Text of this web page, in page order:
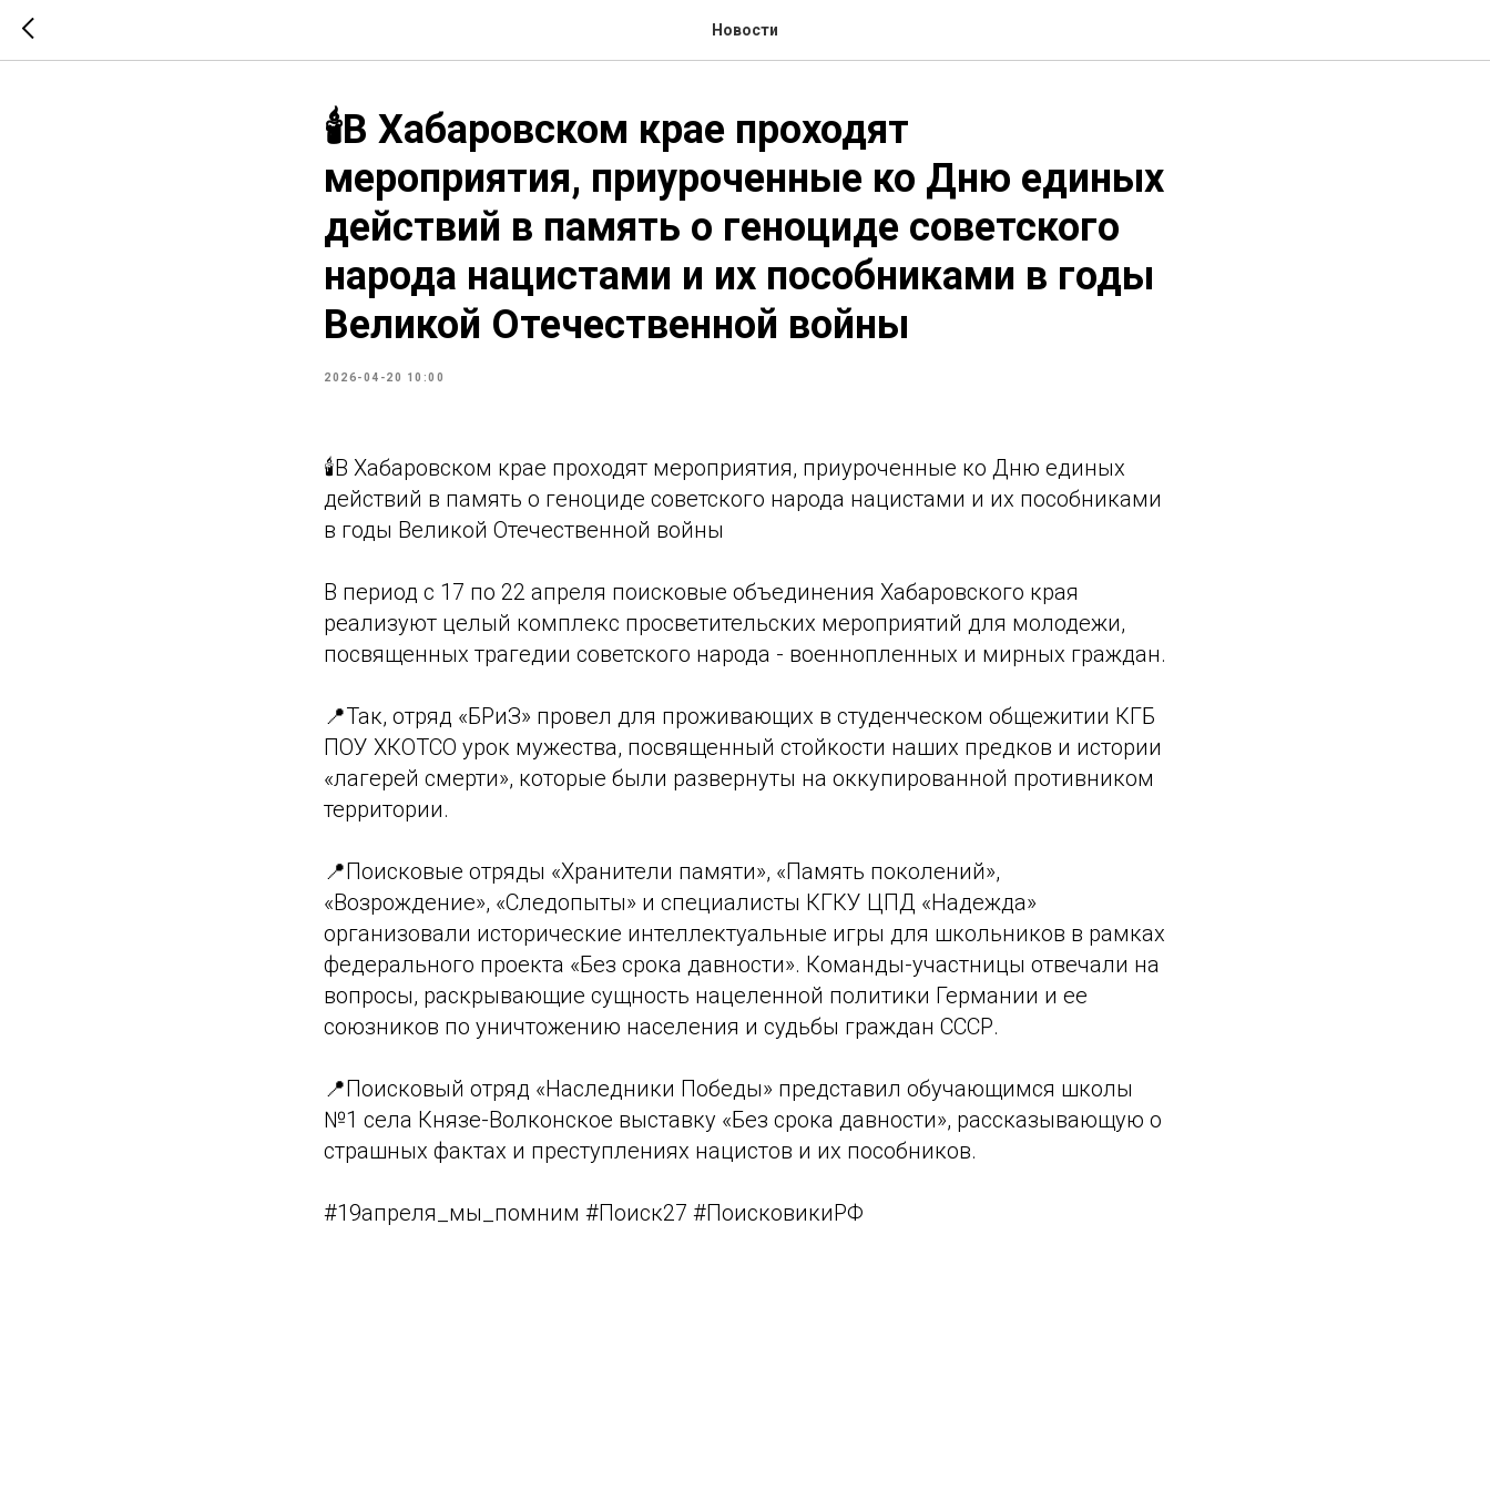
Новости
🕯️В Хабаровском крае проходят
мероприятия, приуроченные ко Дню единых
действий в память о геноциде советского
народа нацистами и их пособниками в годы
Великой Отечественной войны
2026-04-20 10:00
🕯️В Хабаровском крае проходят мероприятия, приуроченные ко Дню единых
действий в память о геноциде советского народа нацистами и их пособниками
в годы Великой Отечественной войны
В период с 17 по 22 апреля поисковые объединения Хабаровского края
реализуют целый комплекс просветительских мероприятий для молодежи,
посвященных трагедии советского народа - военнопленных и мирных граждан.
📍Так, отряд «БРиЗ» провел для проживающих в студенческом общежитии КГБ
ПОУ ХКОТСО урок мужества, посвященный стойкости наших предков и истории
«лагерей смерти», которые были развернуты на оккупированной противником
территории.
📍Поисковые отряды «Хранители памяти», «Память поколений»,
«Возрождение», «Следопыты» и специалисты КГКУ ЦПД «Надежда»
организовали исторические интеллектуальные игры для школьников в рамках
федерального проекта «Без срока давности». Команды-участницы отвечали на
вопросы, раскрывающие сущность нацеленной политики Германии и ее
союзников по уничтожению населения и судьбы граждан СССР.
📍Поисковый отряд «Наследники Победы» представил обучающимся школы
№1 села Князе-Волконское выставку «Без срока давности», рассказывающую о
страшных фактах и преступлениях нацистов и их пособников.
#19апреля_мы_помним #Поиск27 #ПоисковикиРФ